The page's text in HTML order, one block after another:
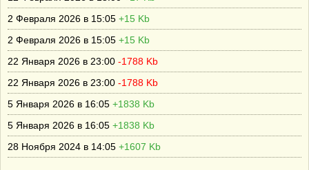
2 Февраля 2026 в 15:05 +15 Kb
2 Февраля 2026 в 15:05 +15 Kb
22 Января 2026 в 23:00 -1788 Kb
22 Января 2026 в 23:00 -1788 Kb
5 Января 2026 в 16:05 +1838 Kb
5 Января 2026 в 16:05 +1838 Kb
28 Ноября 2024 в 14:05 +1607 Kb